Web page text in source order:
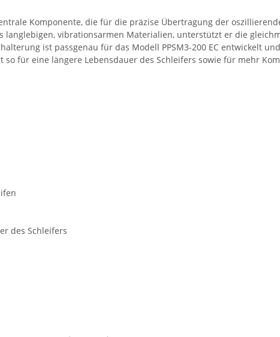
Komponente, die für die präzise Übertragung der
vibrationsarmen Materialien, unterstützt er die
ist passgenau für das Modell PPSM3-200 EC entwickelt
für eine längere Lebensdauer des Schleifers sowie für mehr
des Schleifers